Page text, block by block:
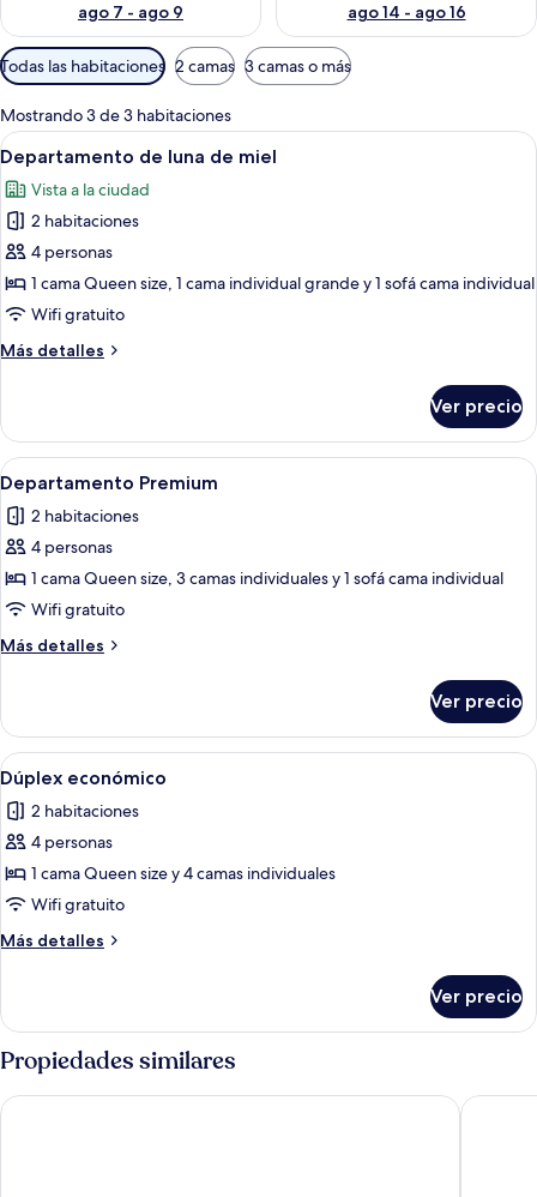
ago 7 - ago 9
ago 14 - ago 16
Filtros
disponibles
para
las
habitaciones
Todas las habitaciones 2 camas 3 camas o más
Mostrando 3 de 3 habitaciones
Abrir
todas
las
fotos
de
Departamento
de
de
Un espacio de oficina moderno con
18
Departamento de luna de miel
Vista a la ciudad
2 habitaciones
4 personas
1 cama Queen size, 1 cama individual grande y 1 sofá cama individual
Wifi gratuito
Más detalles
Más
de
luna
de
miel
Ver precio
Abrir
todas
las
fotos
de
Departamento
Premium
Una planta en maceta con hojas
13
Departamento Premium
2 habitaciones
4 personas
1 cama Queen size, 3 camas individuales y 1 sofá cama individual
Wifi gratuito
Más detalles
Más
Premium
Ver precio
Abrir
todas
las
fotos
de
Dúplex
económico
16
Dúplex económico
2 habitaciones
4 personas
1 cama Queen size y 4 camas individuales
Wifi gratuito
Más detalles
Más
económico
Ver precio
Propiedades similares
Anna Hotel Agadir Hotel